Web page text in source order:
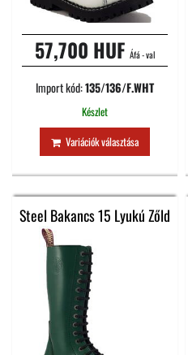
57,700 HUF Áfá - val
Import kód:135/136/F.WHT
Készlet
Variációk választása
Steel Bakancs 15 Lyukú Zőld